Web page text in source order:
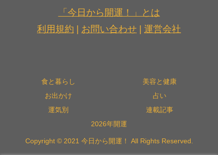
「今日から開運！」とは
利用規約
お問い合わせ 運営会社
食と暮らし
美容と健康
お出かけ
占い
運気別
連載記事
2026年開運
Copyright © 2021 今日から開運！ All Rights Reserved.